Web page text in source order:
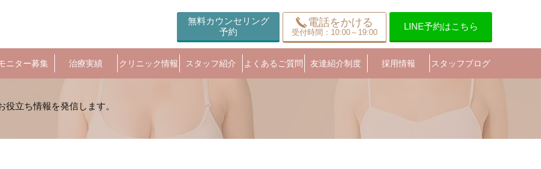
無料カウンセリング
予約
電話をかける
受付時間：10:00～19:00
LINE予約はこちら
ニター募集 治療実績 クリニック情報 スタッフ紹介 よくあるご質問 友達紹介制度 採用情報 スタッフブログ